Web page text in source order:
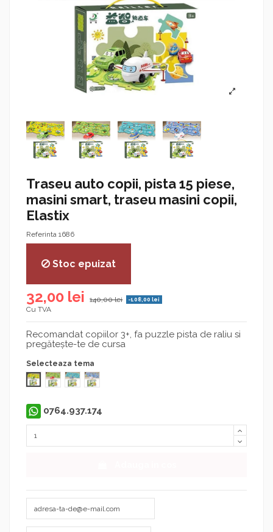
Traseu auto copii, pista 15 piese,
masini smart, traseu masini copii,
Elastix
Referinta 1686
Stoc epuizat
32,00 lei 140,00 lei -108,00 lei
Cu TVA
Recomandat copiilor 3+, fa puzzle pista de raliu si
pregătește-te de cursa
Selecteaza tema
Dino Forest - Land
OceanSpace
0764.937.174